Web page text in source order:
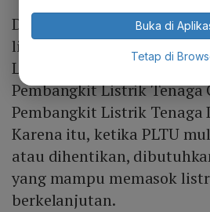
Dia menjelaskan saat ini,
listrik saat ini masih
Listrik Tenaga Uap (PLTU)
Pembangkit Listrik Tenaga
Pembangkit Listrik Tenaga
Karena itu, ketika PLTU
atau dihentikan,
yang mampu memasok
berkelanjutan.
Buka di
Tetap di